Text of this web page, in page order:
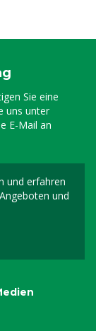
(1/2"), 9 mm
Sie eine
uns unter
E-Mail an
und erfahren
und
sich für